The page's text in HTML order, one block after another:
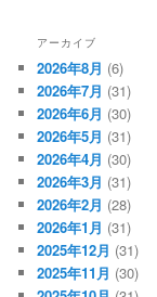
アーカイブ
2026年8月 (6)
2026年7月 (31)
2026年6月 (30)
2026年5月 (31)
2026年4月 (30)
2026年3月 (31)
2026年2月 (28)
2026年1月 (31)
2025年12月 (31)
2025年11月 (30)